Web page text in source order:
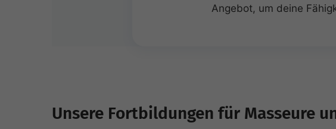
Angebot, um deine
Unsere Fortbildungen für Masseure